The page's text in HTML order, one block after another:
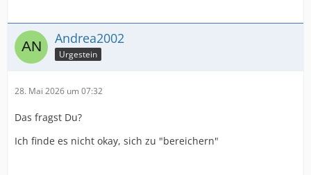
Andrea2002
Urgestein
28. Mai 2026 um 07:32
Das fragst Du?
Ich finde es nicht okay, sich zu "bereichern"